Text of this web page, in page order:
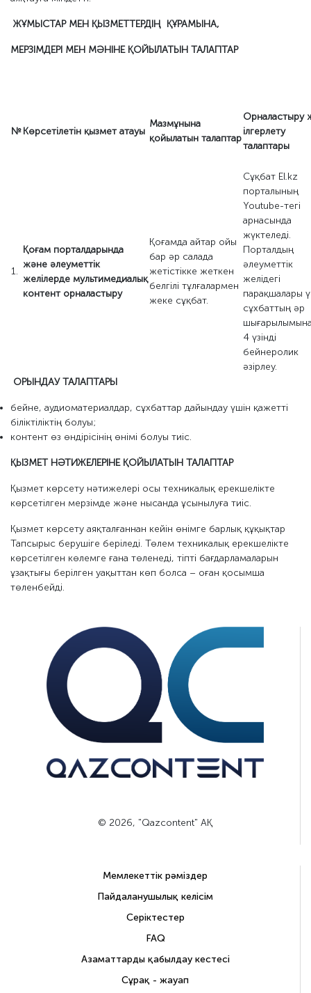
ЖҰМЫСТАР МЕН ҚЫЗМЕТТЕРДІҢ ҚҰРАМЫНА,
МЕРЗІМДЕРІ МЕН МӘНІНЕ ҚОЙЫЛАТЫН ТАЛАПТАР
№Көрсетілетін қызмет атауы
Мазмұнына
қойылатын талаптар
Орналастыру
ілгерлету
талаптары
1.
Қоғам порталдарында
және әлеуметтік
желілерде мультимедиалық
контент орналастыру
Қоғамда айтар ойы
бар әр салада
жетістікке жеткен
белгілі тұлғалармен
жеке сұқбат.
Сұқбат El.kz
порталының
Youtube-тегі
арнасында
жүктеледі.
Порталдың
әлеуметтік
желідегі
парақшалары
сұхбаттың әр
4 үзінді
бейнеролик
әзірлеу.
ОРЫНДАУ ТАЛАПТАРЫ
бейне, аудиоматериалдар, сұхбаттар дайындау үшін қажетті
біліктіліктің болуы;
контент өз өндірісінің өнімі болуы тиіс.
ҚЫЗМЕТ НӘТИЖЕЛЕРІНЕ ҚОЙЫЛАТЫН ТАЛАПТАР
Қызмет көрсету нәтижелері осы техникалық ерекшелікте
көрсетілген мерзімде және нысанда ұсынылуға тиіс.
Қызмет көрсету аяқталғаннан кейін өнімге барлық құқықтар
Тапсырыс берушіге беріледі. Төлем техникалық ерекшелікте
көрсетілген көлемге ғана төленеді, тіпті бағдарламаларын
ұзақтығы берілген уақыттан көп болса – оған қосымша
төленбейді.
© 2026, "Qazcontent" АҚ
Мемлекеттік рәміздер
Пайдаланушылық келісім
Серіктестер
FAQ
Азаматтарды қабылдау кестесі
Сұрақ - жауап